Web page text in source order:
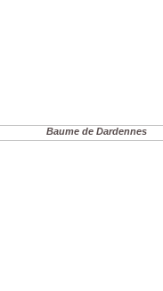
Baume de Dardennes